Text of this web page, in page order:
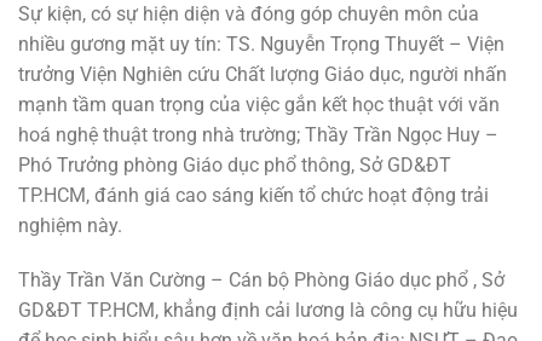
Sự kiện, có sự hiện diện và đóng góp chuyên môn của
nhiều gương mặt uy tín: TS. Nguyễn Trọng Thuyết – Viện
trưởng Viện Nghiên cứu Chất lượng Giáo dục, người nhấn
mạnh tầm quan trọng của việc gắn kết học thuật với văn
hoá nghệ thuật trong nhà trường; Thầy Trần Ngọc Huy –
Phó Trưởng phòng Giáo dục phổ thông, Sở GD&ĐT
TP.HCM, đánh giá cao sáng kiến tổ chức hoạt động trải
nghiệm này.
Thầy Trần Văn Cường – Cán bộ Phòng Giáo dục phổ , Sở
GD&ĐT TP.HCM, khẳng định cải lương là công cụ hữu hiệu